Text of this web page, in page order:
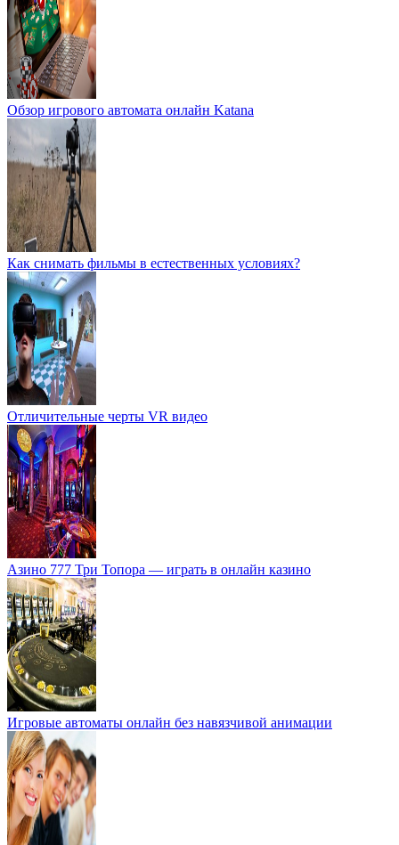
Обзор игрового автомата онлайн Katana
Как снимать фильмы в естественных условиях?
Отличительные черты VR видео
Азино 777 Три Топора — играть в онлайн казино
Игровые автоматы онлайн без навязчивой анимации